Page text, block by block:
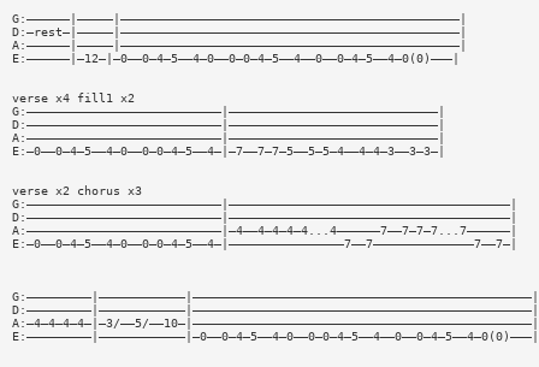
G:——————|—————|———————————————————————————————————————————————|
D:—rest—|—————|———————————————————————————————————————————————|
A:——————|—————|———————————————————————————————————————————————|
E:——————|—12—|—0——0—4—5——4—0——0—0—4—5——4——0——0—4—5——4—0(0)———|
verse x4 fill1 x2
G:———————————————————————————|—————————————————————————————|
D:———————————————————————————|—————————————————————————————|
A:———————————————————————————|—————————————————————————————|
E:—0——0—4—5——4—0——0—0—4—5——4—|—7——7—7—5——5—5—4——4—4—3——3—3—|
verse x2 chorus x3
G:———————————————————————————|———————————————————————————————————————|
D:———————————————————————————|———————————————————————————————————————|
A:———————————————————————————|—4——4—4—4—4...4——————7——7—7—7...7——————|
E:—0——0—4—5——4—0——0—0—4—5——4—|————————————————7——7——————————————7——7—|
A:—4—4—4—4—|—3/——5/